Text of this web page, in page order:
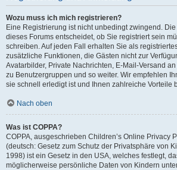
Wozu muss ich mich registrieren?
Eine Registrierung ist nicht unbedingt zwingend.
dieses Forums entscheidet, ob Sie registriert sein
schreiben. Auf jeden Fall erhalten Sie als
zusätzliche Funktionen, die Gästen nicht zur
Avatarbilder, Private Nachrichten, E-Mail-Versand
zu Benutzergruppen und so weiter. Wir empfehlen
sie schnell erledigt ist und Ihnen zahlreiche Vorteile
Nach oben
Was ist COPPA?
COPPA, ausgeschrieben Children’s Online Privacy
(deutsch: Gesetz zum Schutz der Privatsphäre von
1998) ist ein Gesetz in den USA, welches festlegt,
möglicherweise persönliche Daten von Kindern